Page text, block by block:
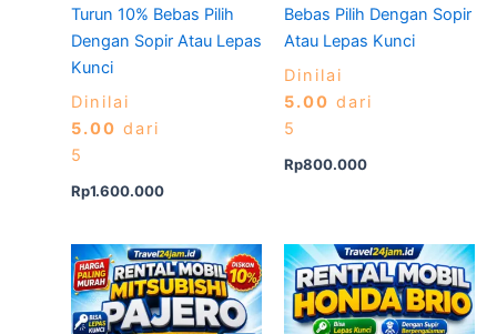
Turun 10% Bebas Pilih
Dengan Sopir Atau Lepas
Kunci
Dinilai
5.00 dari
5
Rp1.600.000
Bebas Pilih Dengan Sopir
Atau Lepas Kunci
Dinilai
5.00 dari
5
Rp800.000